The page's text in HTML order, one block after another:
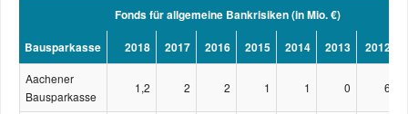
Fonds für allgemeine Bankrisiken (in Mio. €)
Bausparkasse
2018 2017 2016 2015 2014 2013 2012
Aachener
Bausparkasse
1,2 2 2 1 1 0 6